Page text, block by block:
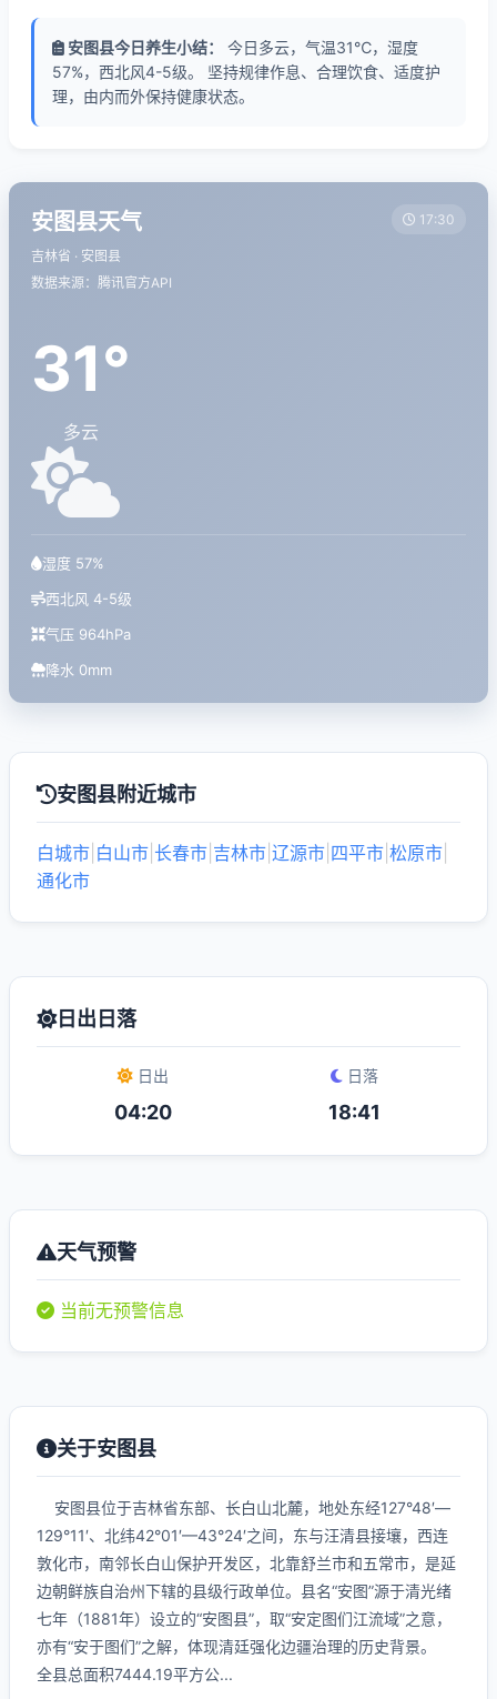
安图县今日养生小结：
今日多云，气温31℃，湿度
57%，西北风4-5级。 坚持规律作息、合理饮食、适度护
理，由内而外保持健康状态。
安图县天气
吉林省 · 安图县
数据来源：腾讯官方API
17:30
31°
多云
湿度 57%
西北风 4-5级
气压 964hPa
降水 0mm
安图县附近城市
白城市 白山市 长春市 吉林市 辽源市 四平市 松原市
通化市
日出日落
日出
04:20
日落
18:41
天气预警
当前无预警信息
关于安图县
安图县位于吉林省东部、长白山北麓，地处东经127°48′—
129°11′、北纬42°01′—43°24′之间，东与汪清县接壤，西连
敦化市，南邻长白山保护开发区，北靠舒兰市和五常市，是延
边朝鲜族自治州下辖的县级行政单位。县名“安图”源于清光绪
七年（1881年）设立的“安图县”，取“安定图们江流域”之意，
亦有“安于图们”之解，体现清廷强化边疆治理的历史背景。
全县总面积7444.19平方公...